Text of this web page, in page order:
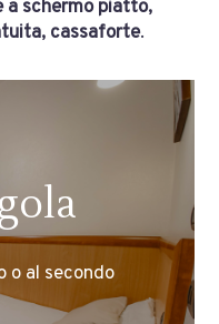
schermo piatto,
cassaforte.
o al secondo